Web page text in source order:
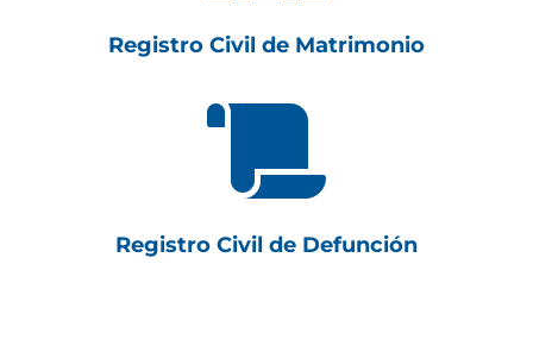
Registro Civil de Matrimonio

Registro Civil de Defunción